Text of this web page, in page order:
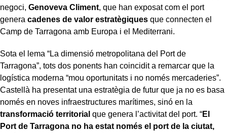
negoci, Genoveva Climent, que han exposat com el port
genera cadenes de valor estratègiques que connecten el
Camp de Tarragona amb Europa i el Mediterrani.
Sota el lema “La dimensió metropolitana del Port de
Tarragona”, tots dos ponents han coincidit a remarcar que la
logística moderna “mou oportunitats i no només mercaderies”.
Castellà ha presentat una estratègia de futur que ja no es basa
només en noves infraestructures marítimes, sinó en la
transformació territorial que genera l’activitat del port. “El
Port de Tarragona no ha estat només el port de la ciutat,